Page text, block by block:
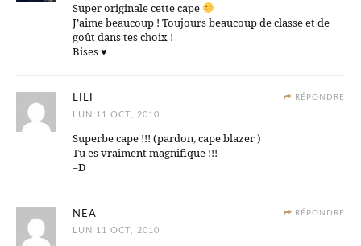
Super originale cette cape
J’aime beaucoup ! Toujours beaucoup de classe et de
goût dans tes choix !
Bises ♥
RÉPONDRE
LILI
LUN 11 OCT, 2010
Superbe cape !!! (pardon, cape blazer )
Tu es vraiment magnifique !!!
=D
RÉPONDRE
NEA
LUN 11 OCT, 2010